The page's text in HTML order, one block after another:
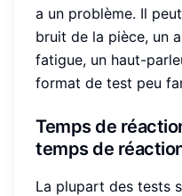
a un problème. Il
bruit de la pièce, un
fatigue, un haut-
format de test peu
Temps de
temps de
La plupart des tests